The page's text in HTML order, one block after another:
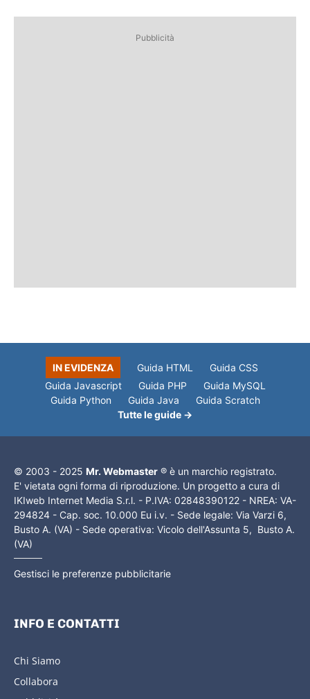
Pubblicità
IN EVIDENZA Guida HTML
Guida CSS
Guida Javascript
Guida PHP
Guida MySQL
Guida Python
Guida Java
Guida Scratch
Tutte le guide →
© 2003 - 2025 Mr. Webmaster ® è un marchio registrato.
E' vietata ogni forma di riproduzione. Un progetto a cura di
IKIweb Internet Media S.r.l. - P.IVA: 02848390122 - NREA: VA-
294824 - Cap. soc. 10.000 Eu i.v. - Sede legale: Via Varzi 6,
Busto A. (VA) - Sede operativa: Vicolo dell'Assunta 5, Busto A.
(VA)
Gestisci le preferenze pubblicitarie
INFO E CONTATTI
Chi Siamo
Collabora